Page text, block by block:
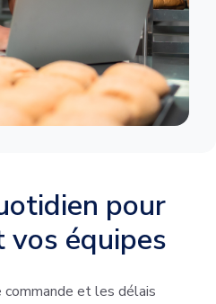
pour
équipes
commande et les délais